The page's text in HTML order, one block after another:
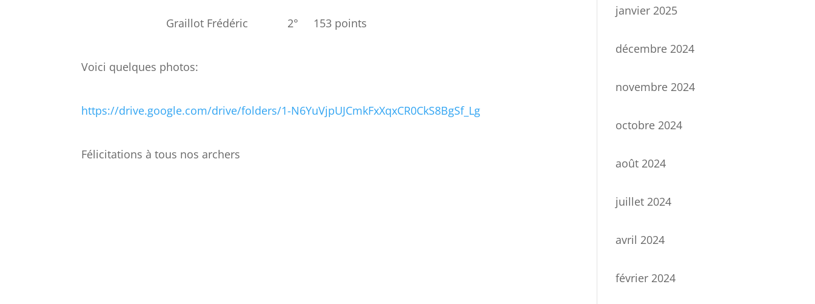
Graillot Frédéric 2° 153 points
Voici quelques photos:
https://drive.google.com/drive/folders/1-N6YuVjpUJCmkFxXqxCR0CkS8BgSf_Lg
Félicitations à tous nos archers
janvier 2025
décembre 2024
novembre 2024
octobre 2024
août 2024
juillet 2024
avril 2024
février 2024